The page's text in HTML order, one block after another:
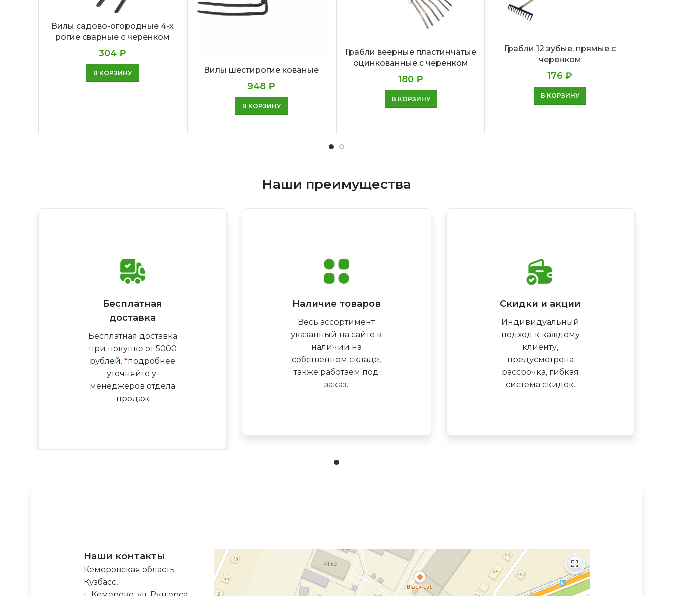
Вилы садово-огородные 4-х
рогие сварные с черенком
304 ₽
В КОРЗИНУ Вилы шестирогие кованые
948₽
В КОРЗИНУ
Грабли веерные пластинчатые
оцинкованные с черенком
180₽
В КОРЗИНУ
Грабли 12 зубые, прямые с
черенком
176₽
В КОРЗИНУ
Наши преимущества
Бесплатная
доставка
Бесплатная доставка
при покупке от 5000
рублей.*подробнее
уточняйте у
менеджеров отдела
продаж
Наличие товаров
Весь ассортимент
указанный на сайте в
наличии на
собственном складе,
также работаем под
заказ.
Скидки и акции
Индивидуальный
подход к каждому
клиенту,
предусмотрена
рассрочка, гибкая
система скидок.
Наши контакты
Кемеровская область-
Кузбасс,